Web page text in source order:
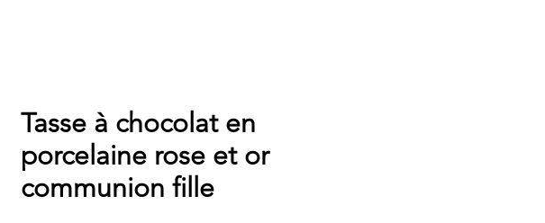
Tasse à chocolat en
porcelaine rose et or
communion fille